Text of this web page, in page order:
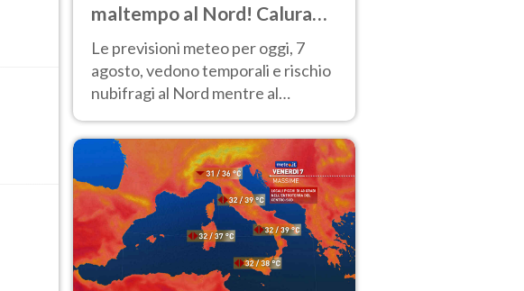
maltempo al Nord! Calura
fino a Ferragosto
Le previsioni meteo per oggi, 7
agosto, vedono temporali e rischio
nubifragi al Nord mentre al
molto intenso.